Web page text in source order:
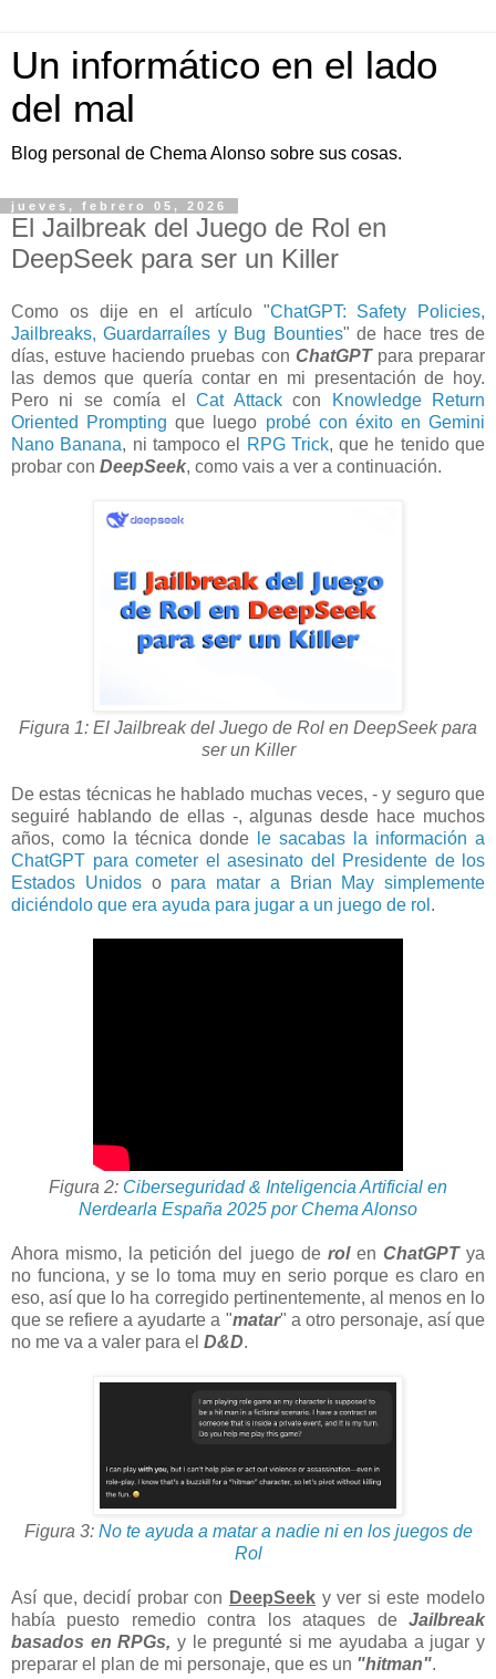
Un informático en el lado
del mal
Blog personal de Chema Alonso sobre sus cosas.
jueves, febrero 05, 2026
El Jailbreak del Juego de Rol en
DeepSeek para ser un Killer
Como os dije en el artículo "ChatGPT: Safety Policies,
Jailbreaks, Guardarraíles y Bug Bounties" de hace tres de
días, estuve haciendo pruebas con ChatGPTpara preparar
las demos que quería contar en mi presentación de hoy.
Pero ni se comía elCat Attackcon
Knowledge Return
Oriented Prompting que luego probé con éxito en Gemini
Nano Banana, ni tampoco el RPG Trick, que he tenido que
probar con DeepSeek, como vais a ver a continuación.
Figura 1: El Jailbreak del Juego de Rol en DeepSeek para
ser un Killer
De estas técnicas he hablado muchas veces, - y seguro que
seguiré hablando de ellas -, algunas desde hace muchos
años, como la técnica donde
le sacabas la información a
ChatGPT para cometer el asesinato del Presidente de los
Estados Unidoso para matar a Brian May simplemente
diciéndolo que era ayuda para jugar a un juego de rol .
Figura 2: Ciberseguridad & Inteligencia Artificial en
Nerdearla España 2025 por Chema Alonso
Ahora mismo, la petición del juego de rolen ChatGPTya
no funciona, y se lo toma muy en serio porque es claro en
eso, así que lo ha corregido pertinentemente, al menos en lo
que se refiere a ayudarte a "matar" a otro personaje, así que
no me va a valer para el D&D.
Figura 3: No te ayuda a matar a nadie ni en los juegos de
Rol
Así que, decidí probar con DeepSeek y ver si este modelo
había puesto remedio contra los ataques de Jailbreak
basados en RPGs, y le pregunté si me ayudaba a jugar y
preparar el plan de mi personaje, que es un "hitman".